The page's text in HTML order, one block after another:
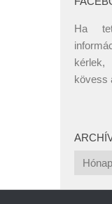
Ha
kövess